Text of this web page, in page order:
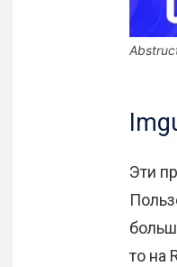
Эти
то на